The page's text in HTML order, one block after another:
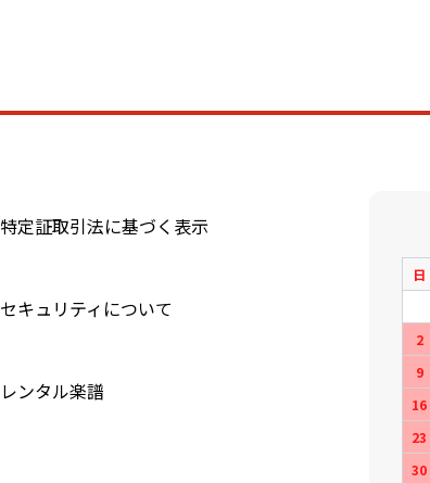
特定証取引法に基づく表示
セキュリティについて
レンタル楽譜
日
2
9
16
23
30